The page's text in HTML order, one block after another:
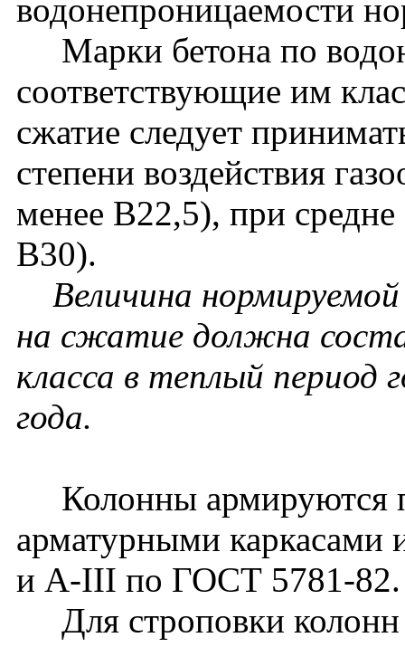
водонепроницаемости
Марки бетона по
соответствующие им
сжатие следует
степени воздействия
менее В22,5), при
В30).
Величина
на сжатие должна
класса в теплый период
года.
Колонны армируются
арматурными каркасами
и A-III по ГОСТ 5781-82.
Для строповки колонн